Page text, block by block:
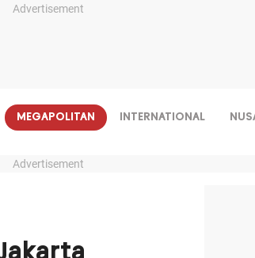
Advertisement
MEGAPOLITAN INTERNATIONAL
Advertisement